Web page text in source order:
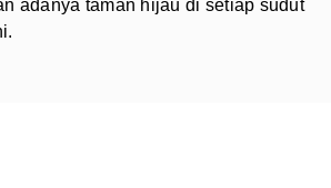
adanya taman hijau di setiap sudut